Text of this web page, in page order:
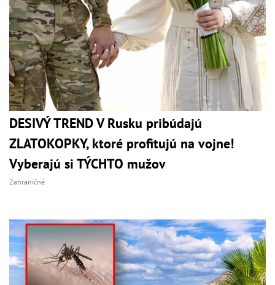
DESIVÝ TREND V Rusku pribúdajú
ZLATOKOPKY, ktoré profitujú na vojne!
Vyberajú si TÝCHTO mužov
Zahraničné